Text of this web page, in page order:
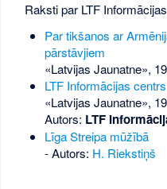
Raksti par LTF
Par tikšanos ar
pārstāvjiem
«Latvijas Jaunatne»,
LTF Informācijas
«Latvijas Jaunatne»,
Autors: LTF
Līga Streipa mūžībā
- Autors: H. Riekstiņš